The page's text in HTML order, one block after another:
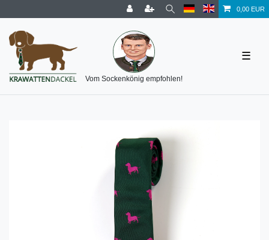
0,00 EUR
Vom Sockenkönig empfohlen!
☰